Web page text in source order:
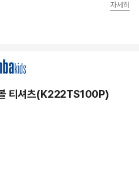
자세히
티셔츠(K222TS100P)